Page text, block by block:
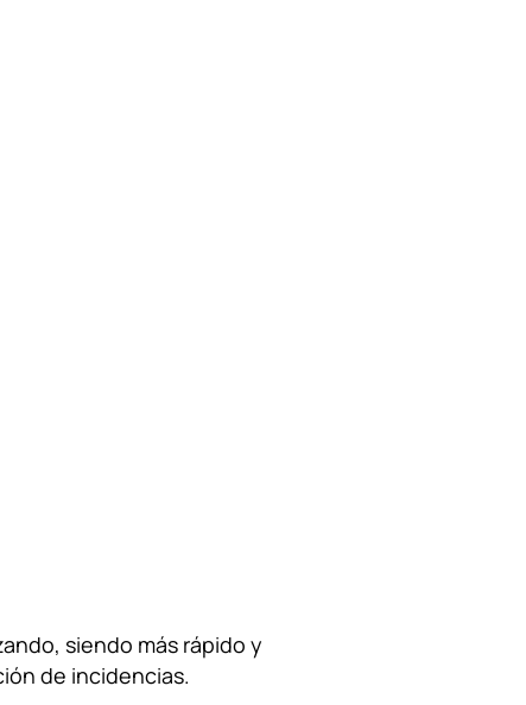
siendo más rápido y
de incidencias.